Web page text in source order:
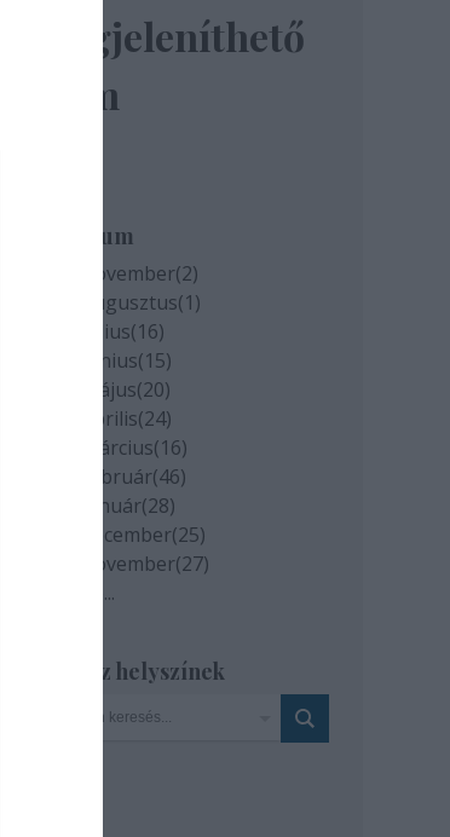
megjeleníthető
elem
Archívum
2020 november(2)
2020 augusztus(1)
2020 július(16)
2020 június(15)
2020 május(20)
2020 április(24)
2020 március(16)
2020 február(46)
2020 január(28)
2019 december(25)
2019 november(27)
...
Szinház helyszínek